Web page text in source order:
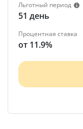
Льготный период
51 день
Процентная ставка
от 11.9%